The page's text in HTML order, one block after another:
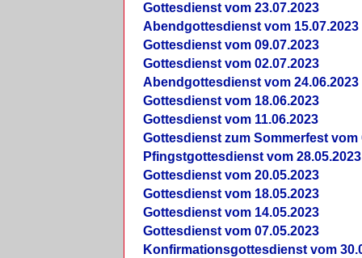
Gottesdienst vom 23.07.2023
Abendgottesdienst vom 15.07.2023
Gottesdienst vom 09.07.2023
Gottesdienst vom 02.07.2023
Abendgottesdienst vom 24.06.2023
Gottesdienst vom 18.06.2023
Gottesdienst vom 11.06.2023
Gottesdienst zum Sommerfest vom
Pfingstgottesdienst vom 28.05.2023
Gottesdienst vom 20.05.2023
Gottesdienst vom 18.05.2023
Gottesdienst vom 14.05.2023
Gottesdienst vom 07.05.2023
Konfirmationsgottesdienst vom